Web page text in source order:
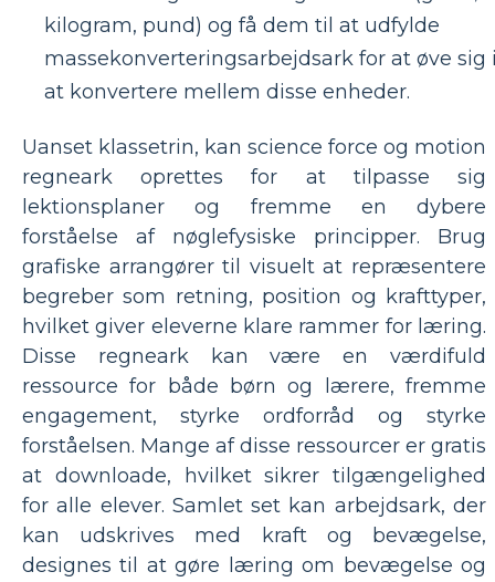
kilogram, pund) og få dem til at udfylde
massekonverteringsarbejdsark for at øve sig
at konvertere mellem disse enheder.
Uanset klassetrin, kan science force og motion
regneark oprettes for at tilpasse sig
lektionsplaner og fremme en dybere
forståelse af nøglefysiske principper. Brug
grafiske arrangører til visuelt at repræsentere
begreber som retning, position og krafttyper,
hvilket giver eleverne klare rammer for læring.
Disse regneark kan være en værdifuld
ressource for både børn og lærere, fremme
engagement, styrke ordforråd og styrke
forståelsen. Mange af disse ressourcer er gratis
at downloade, hvilket sikrer tilgængelighed
for alle elever. Samlet set kan arbejdsark, der
kan udskrives med kraft og bevægelse,
designes til at gøre læring om bevægelse og